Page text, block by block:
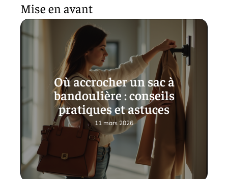
Mise en avant
Où accrocher un sac à
bandoulière : conseils
pratiques et astuces
11 mars 2026